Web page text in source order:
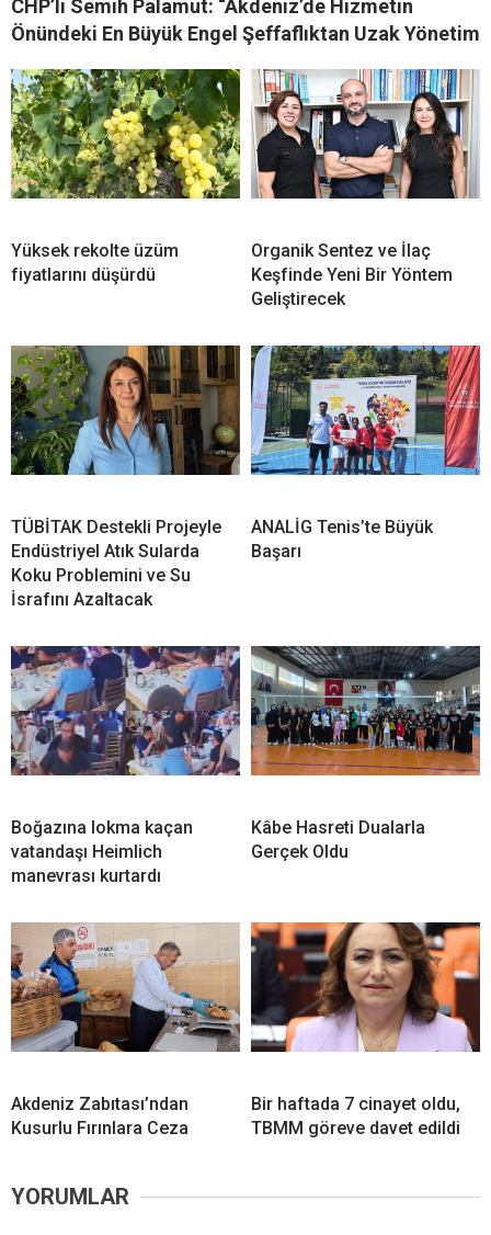
CHP’li Semih Palamut: “Akdeniz’de Hizmetin
Önündeki En Büyük Engel Şeffaflıktan Uzak Yönetim
Yüksek rekolte üzüm
fiyatlarını düşürdü
Organik Sentez ve İlaç
Keşfinde Yeni Bir Yöntem
Geliştirecek
TÜBİTAK Destekli Projeyle
Endüstriyel Atık Sularda
Koku Problemini ve Su
İsrafını Azaltacak
ANALİG Tenis’te Büyük
Başarı
Boğazına lokma kaçan
vatandaşı Heimlich
manevrası kurtardı
Kâbe Hasreti Dualarla
Gerçek Oldu
Akdeniz Zabıtası’ndan
Kusurlu Fırınlara Ceza
Bir haftada 7 cinayet oldu,
TBMM göreve davet edildi
YORUMLAR